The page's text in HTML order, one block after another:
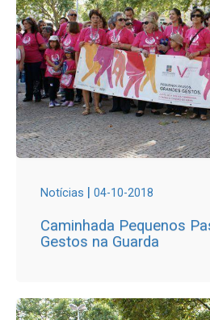
Notícias | 04-10-2018
Caminhada Pequenos
Gestos na Guarda